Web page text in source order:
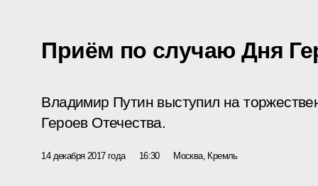
Приём по случаю Дня
Владимир Путин выступил на
Героев Отечества.
14 декабря 2017 года 16:30 Москва, Кремль